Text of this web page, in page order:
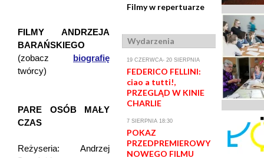
FILMY ANDRZEJA
BARAŃSKIEGO
(zobacz
biografię
twórcy)
PARE OSÓB MAŁY
CZAS
Reżyseria: Andrzej
Filmy w repertuarze
Wydarzenia
19 CZERWCA- 20 SIERPNIA
FEDERICO FELLINI:
ciao a tutti!,
PRZEGLĄD W KINIE
CHARLIE
7 SIERPNIA 18:30
POKAZ
PRZEDPREMIEROWY
NOWEGO FILMU